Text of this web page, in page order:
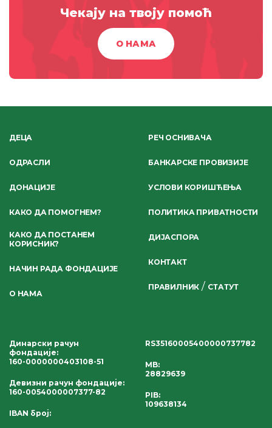
Чекају на твоју помоћ
О НАМА
ДЕЦА
ОДРАСЛИ
ДОНАЦИЈЕ
КАКО ДА ПОМОГНЕМ?
КАКО ДА ПОСТАНЕМ
КОРИСНИК?
НАЧИН РАДА ФОНДАЦИЈЕ
О НАМА
РЕЧ ОСНИВАЧА
БАНКАРСКЕ ПРОВИЗИЈЕ
УСЛОВИ КОРИШЋЕЊА
ПОЛИТИКА ПРИВАТНОСТИ
ДИЈАСПОРА
КОНТАКТ
ПРАВИЛНИК / СТАТУТ
Динарски рачун
фондације:
160-0000000403108-51
Девизни рачун фондације:
160-0054000007377-82
IBAN број:
RS35160005400000737782
MB:
28829639
PIB:
109638134